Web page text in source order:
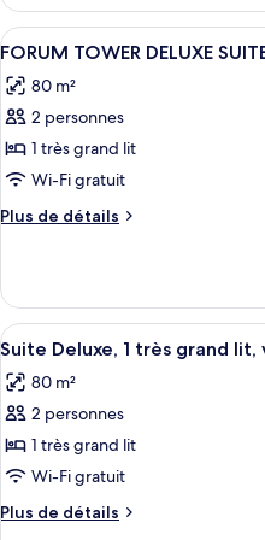
Junior,
2
lits
doubles,
dans
la
tour
type
de
Suite
Junior,
lits
doubles,
la
Afficher
toutes
les
photos
pour
ce
type
de
FORUM
TOWER
DELUXE
SUITE
KING
CITYVIEW
5
FORUM TOWER DELUXE
80 m²
2 personnes
1 très grand lit
Wi-Fi gratuit
Plus de détails
Plus
le
type
de
FORUM
TOWER
SUITE
KING
Afficher
toutes
les
photos
pour
ce
type
de
5
Suite Deluxe, 1 très grand
80 m²
2 personnes
1 très grand lit
Wi-Fi gratuit
Plus de détails
Plus